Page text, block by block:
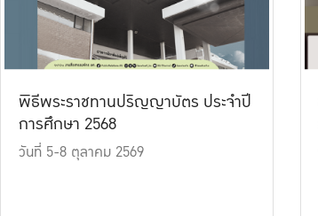
พิธีพระราชทานปริญญาบัตร ประจำปี
การศึกษา 2568
วันที่ 5-8 ตุลาคม 2569